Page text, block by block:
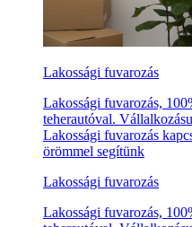
Lakossági fuvarozás
Lakossági fuvarozás,
teherautóval.
Lakossági fuvarozás
örömmel segítünk
Lakossági fuvarozás
Lakossági fuvarozás,